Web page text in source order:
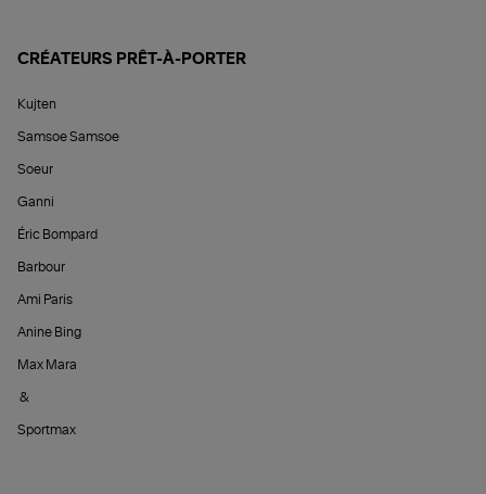
CRÉATEURS PRÊT-À-PORTER
Kujten
Samsoe Samsoe
Soeur
Ganni
Éric Bompard
Barbour
Ami Paris
Anine Bing
Max Mara
&
Sportmax